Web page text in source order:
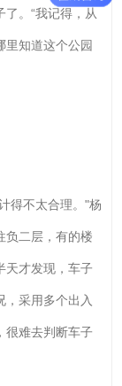
。“我记得，从
里知道这个公园
得不太合理。"杨
负二层，有的楼
天才发现，车子
，采用多个出入
很难去判断车子